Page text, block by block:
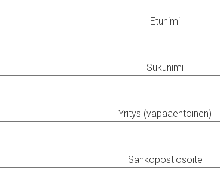
Etunimi
Sukunimi
Yritys (vapaaehtoinen)
Sähköpostiosoite